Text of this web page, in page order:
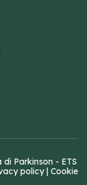
Parkinson - ETS
policy| Cookie